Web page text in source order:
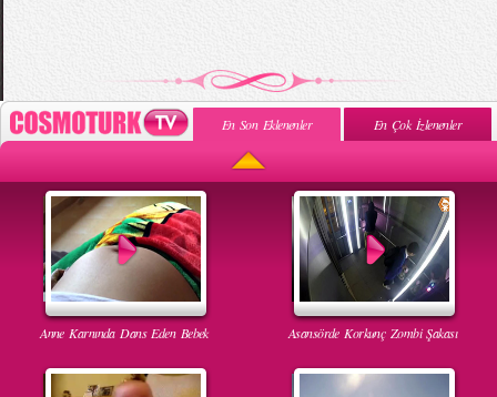
En Son Eklenenler En Çok İzlenenler
Anne Karnında Dans Eden Bebek Asansörde Korkunç Zombi Şakası